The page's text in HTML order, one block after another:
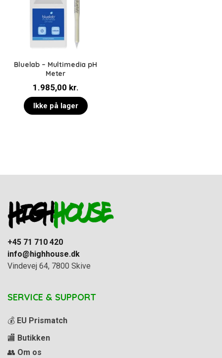
Bluelab – Multimedia pH
Meter
1.985,00 kr.
Ikke på lager
+45 71 710 420
info@highhouse.dk
Vindevej 64, 7800 Skive
SERVICE & SUPPORT
💰 EU Prismatch
🏬 Butikken
👥 Om os